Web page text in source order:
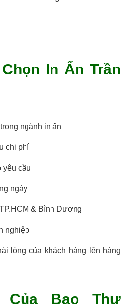
In Ấn Trần
ngành in ấn
chi phí
yêu cầu
ngày
& Bình Dương
nghiệp
lòng của khách hàng lên hàng
Của Bao Thư